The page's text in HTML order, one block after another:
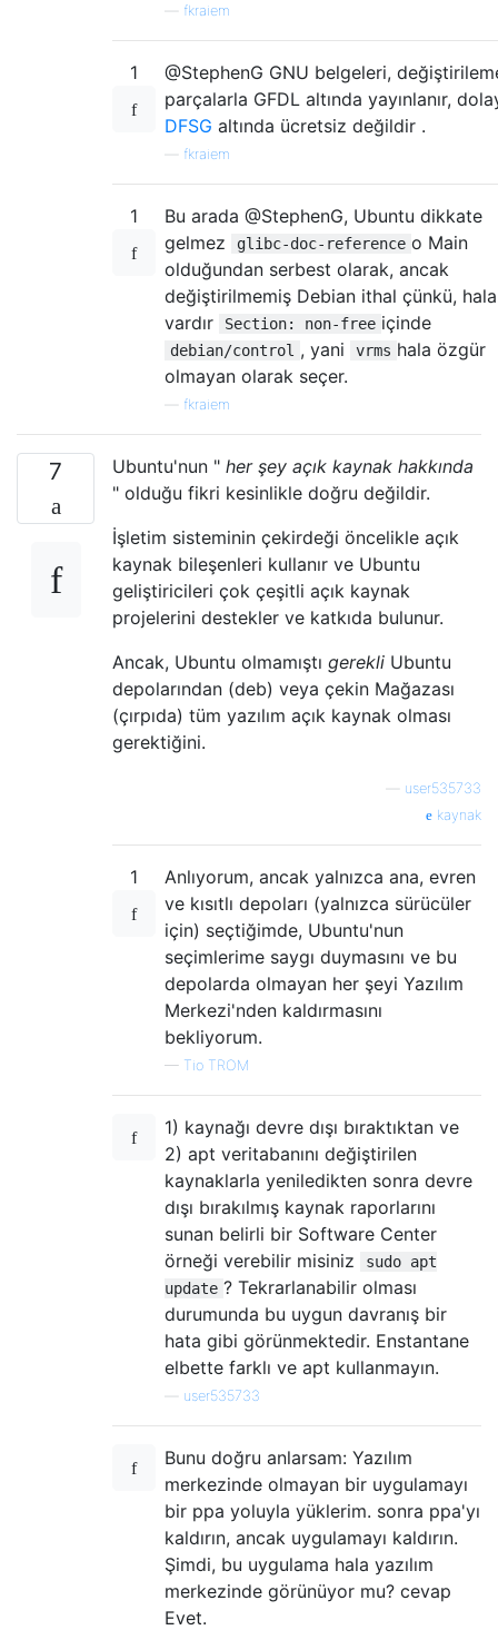
fkraiem
1
@StephenG GNU belgeleri,
parçalarla GFDL altında yayınlanır,
DFSG altında ücretsiz değildir .
fkraiem
1
Bu arada @StephenG, Ubuntu dikkate
gelmez
glibc-doc-reference o Main
olduğundan serbest olarak, ancak
değiştirilmemiş Debian ithal çünkü, hala
vardır
Section: non-free içinde
debian/control , yani vrms hala özgür
olmayan olarak seçer.
fkraiem
7 Ubuntu'nun " her şey açık kaynak hakkında
" olduğu fikri kesinlikle doğru değildir.
İşletim sisteminin çekirdeği öncelikle açık
kaynak bileşenleri kullanır ve Ubuntu
geliştiricileri çok çeşitli açık kaynak
projelerini destekler ve katkıda bulunur.
Ancak, Ubuntu olmamıştı gerekli Ubuntu
depolarından (deb) veya çekin Mağazası
(çırpıda) tüm yazılım açık kaynak olması
gerektiğini.
user535733
kaynak
1
Anlıyorum, ancak yalnızca ana, evren
ve kısıtlı depoları (yalnızca sürücüler
için) seçtiğimde, Ubuntu'nun
seçimlerime saygı duymasını ve bu
depolarda olmayan her şeyi Yazılım
Merkezi'nden kaldırmasını
bekliyorum.
— Tio TROM
1) kaynağı devre dışı bıraktıktan ve
2) apt veritabanını değiştirilen
kaynaklarla yeniledikten sonra devre
dışı bırakılmış kaynak raporlarını
sunan belirli bir Software Center
örneği verebilir misiniz
sudo apt
update ? Tekrarlanabilir olması
durumunda bu uygun davranış bir
hata gibi görünmektedir. Enstantane
elbette farklı ve apt kullanmayın.
user535733
Bunu doğru anlarsam: Yazılım
merkezinde olmayan bir uygulamayı
bir ppa yoluyla yüklerim. sonra ppa'yı
kaldırın, ancak uygulamayı kaldırın.
Şimdi, bu uygulama hala yazılım
merkezinde görünüyor mu? cevap
Evet.